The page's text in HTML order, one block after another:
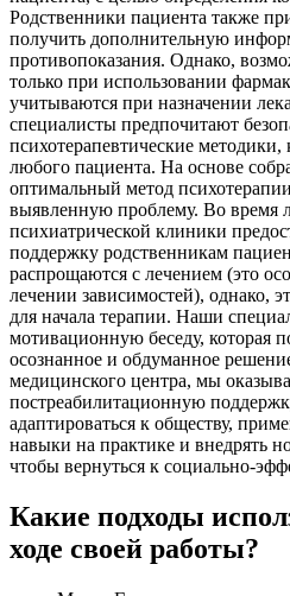
Родственники пациента также
получить дополнительную
противопоказания. Однако,
только при использовании
учитываются при назначении
специалисты предпочитают
психотерапевтические методики,
любого пациента. На основе
оптимальный метод
выявленную проблему. Во время
психиатрической клиники
поддержку родственникам
распрощаются с лечением (это
лечении зависимостей), однако,
для начала терапии. Наши
мотивационную беседу, которая
осознанное и обдуманное
медицинского центра, мы
постреабилитационную
адаптироваться к обществу,
навыки на практике и внедрять
чтобы вернуться к социально-
Какие подходы
ходе своей работы?